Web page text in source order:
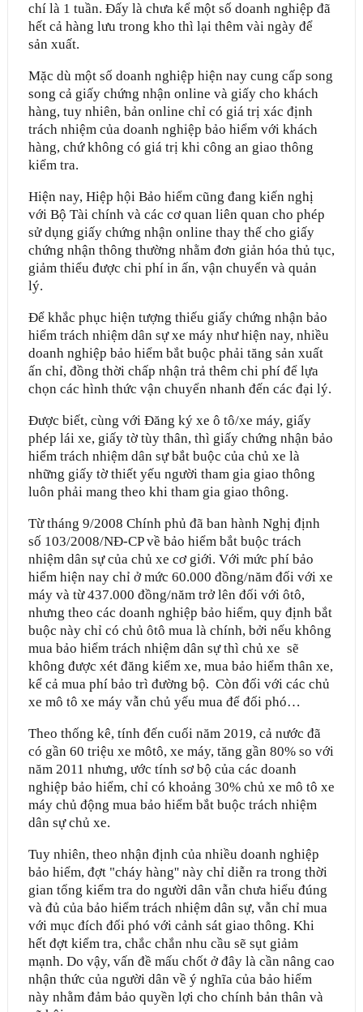
chí là 1 tuần. Đấy là chưa kể một số doanh nghiệp đã
hết cả hàng lưu trong kho thì lại thêm vài ngày để
sản xuất.
Mặc dù một số doanh nghiệp hiện nay cung cấp song
song cả giấy chứng nhận online và giấy cho khách
hàng, tuy nhiên, bản online chỉ có giá trị xác định
trách nhiệm của doanh nghiệp bảo hiểm với khách
hàng, chứ không có giá trị khi công an giao thông
kiểm tra.
Hiện nay, Hiệp hội Bảo hiểm cũng đang kiến nghị
với Bộ Tài chính và các cơ quan liên quan cho phép
sử dụng giấy chứng nhận online thay thế cho giấy
chứng nhận thông thường nhằm đơn giản hóa thủ tục,
giảm thiểu được chi phí in ấn, vận chuyển và quản
lý.
Để khắc phục hiện tượng thiếu giấy chứng nhận bảo
hiểm trách nhiệm dân sự xe máy như hiện nay, nhiều
doanh nghiệp bảo hiểm bắt buộc phải tăng sản xuất
ấn chỉ, đồng thời chấp nhận trả thêm chi phí để lựa
chọn các hình thức vận chuyển nhanh đến các đại lý.
Được biết, cùng với Đăng ký xe ô tô/xe máy, giấy
phép lái xe, giấy tờ tùy thân, thì giấy chứng nhận bảo
hiểm trách nhiệm dân sự bắt buộc của chủ xe là
những giấy tờ thiết yếu người tham gia giao thông
luôn phải mang theo khi tham gia giao thông.
Từ tháng 9/2008 Chính phủ đã ban hành Nghị định
số 103/2008/NĐ-CP về bảo hiểm bắt buộc trách
nhiệm dân sự của chủ xe cơ giới. Với mức phí bảo
hiểm hiện nay chỉ ở mức 60.000 đồng/năm đối với xe
máy và từ 437.000 đồng/năm trở lên đối với ôtô,
nhưng theo các doanh nghiệp bảo hiểm, quy định bắt
buộc này chỉ có chủ ôtô mua là chính, bởi nếu không
mua bảo hiểm trách nhiệm dân sự thì chủ xe sẽ
không được xét đăng kiểm xe, mua bảo hiểm thân xe,
kể cả mua phí bảo trì đường bộ. Còn đối với các chủ
xe mô tô xe máy vẫn chủ yếu mua để đối phó…
Theo thống kê, tính đến cuối năm 2019, cả nước đã
có gần 60 triệu xe môtô, xe máy, tăng gần 80% so với
năm 2011 nhưng, ước tính sơ bộ của các doanh
nghiệp bảo hiểm, chỉ có khoảng 30% chủ xe mô tô xe
máy chủ động mua bảo hiểm bắt buộc trách nhiệm
dân sự chủ xe.
Tuy nhiên, theo nhận định của nhiều doanh nghiệp
bảo hiểm, đợt "cháy hàng'' này chỉ diễn ra trong thời
gian tổng kiểm tra do người dân vẫn chưa hiểu đúng
và đủ của bảo hiểm trách nhiệm dân sự, vẫn chỉ mua
với mục đích đối phó với cảnh sát giao thông. Khi
hết đợt kiểm tra, chắc chắn nhu cầu sẽ sụt giảm
mạnh. Do vậy, vấn đề mấu chốt ở đây là cần nâng cao
nhận thức của người dân về ý nghĩa của bảo hiểm
này nhằm đảm bảo quyền lợi cho chính bản thân và